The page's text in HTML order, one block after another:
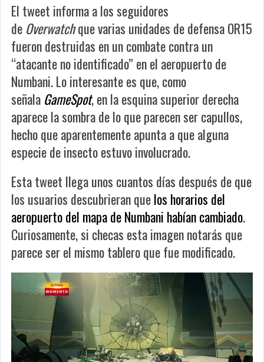
El tweet informa a los seguidores
de Overwatchque varias unidades de defensa OR15
fueron destruidas en un combate contra un
“atacante no identificado” en el aeropuerto de
Numbani. Lo interesante es que, como
señala GameSpot, en la esquina superior derecha
aparece la sombra de lo que parecen ser capullos,
hecho que aparentemente apunta a que alguna
especie de insecto estuvo involucrado.
Esta tweet llega unos cuantos días después de que
los usuarios descubrieran quelos horarios del
aeropuerto del mapa de Numbani habían cambiado.
Curiosamente, si checas esta imagen notarás que
parece ser el mismo tablero que fue modificado.